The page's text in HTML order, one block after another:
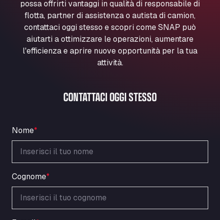
Marie-Curie-Straße 24, 68219
Aral Autohof Bockel
An der Autobahn 1, 27404
ARAL Autohof Bockenem
Oppelner Str. 1, 31167
ARAL Autohof Preis
GmbH
Obernburger Str. 127, 63811
Ardleigh South Services
a120 westbound, CO77SL
Area 47 Hermanos Rico
Autovia A4 km 47, 28300
Area de Servicio Agetrans
possa offrirti vantaggi in qualità di responsabile di
flotta, partner di assistenza o autista di camion,
contattaci oggi stesso e scopri come SNAP può
aiutarti a ottimizzare le operazioni, aumentare
l'efficienza e aprire nuove opportunità per la tua
attività.
CONTATTACI OGGI STESSO
Nome*
Cognome*